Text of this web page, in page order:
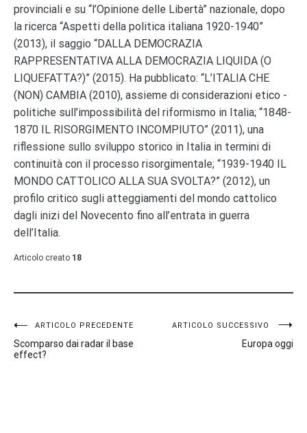
provinciali e su “l’Opinione delle Libertà” nazionale, dopo
la ricerca “Aspetti della politica italiana 1920-1940”
(2013), il saggio “DALLA DEMOCRAZIA
RAPPRESENTATIVA ALLA DEMOCRAZIA LIQUIDA (O
LIQUEFATTA?)” (2015). Ha pubblicato: “L’ITALIA CHE
(NON) CAMBIA (2010), assieme di considerazioni etico -
politiche sull’impossibilità del riformismo in Italia; “1848-
1870 IL RISORGIMENTO INCOMPIUTO” (2011), una
riflessione sullo sviluppo storico in Italia in termini di
continuità con il processo risorgimentale; “1939-1940 IL
MONDO CATTOLICO ALLA SUA SVOLTA?” (2012), un
profilo critico sugli atteggiamenti del mondo cattolico
dagli inizi del Novecento fino all’entrata in guerra
dell’Italia.
Articolo creato 18
Navigazione
articoli
ARTICOLO PRECEDENTE
Scomparso dai radar il base
effect?
ARTICOLO SUCCESSIVO
Europa oggi